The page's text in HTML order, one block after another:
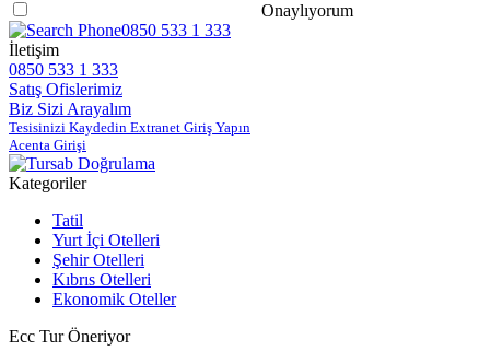
Onaylıyorum
0850 533 1 333
İletişim
0850 533 1 333
Satış Ofislerimiz
Biz Sizi Arayalım
Tesisinizi Kaydedin Extranet Giriş Yapın
Acenta Girişi
Kategoriler
Tatil
Yurt İçi Otelleri
Şehir Otelleri
Kıbrıs Otelleri
Ekonomik Oteller
Ecc Tur Öneriyor